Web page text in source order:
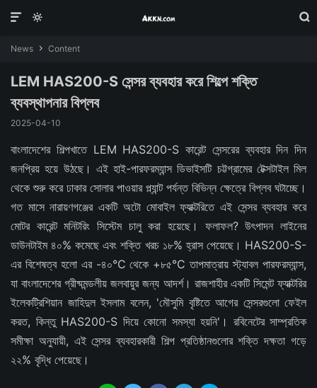



News  Content
LEM HAS200-S সেন্সর ব্যবহার করে শিল্পে শক্তি
ব্যবস্থাপনার বিপ্লব
2025-04-10
বাংলাদেশের শিল্পখাতে LEM HAS200-S কারেন্ট সেন্সরের ব্যবহার দিন দিন
জনপ্রিয় হয়ে উঠছে। এই হাই-পারফরম্যান্স ডিভাইসটি চট্টগ্রামের টেক্সটাইল মিল
থেকে শুরু করে ঢাকার সোলার পাওয়ার প্ল্যান্ট পর্যন্ত বিভিন্ন ক্ষেত্রে বিপ্লব ঘটাচ্ছে।
গত মাসে নারায়ণগঞ্জের একটি অটো মোবাইল ফ্যাক্টরিতে এই সেন্সর ব্যবহার করে
মোটর কারেন্ট মনিটরিং সিস্টেম চালু করা হয়েছে। ফলাফল? উৎপাদন লাইনের
ডাউনটাইম ৪০% কমেছে এবং শক্তি খরচ ১৮% হ্রাস পেয়েছে। HAS200-S-
এর বিশেষত্ব হলো এর -৪০°C থেকে +৮৫°C তাপমাত্রায় স্ট্যাবল পারফরম্যান্স,
যা বাংলাদেশের গ্রীষ্মমন্ডলীয় জলবায়ুর জন্য আদর্শ। রাজশাহীর একটি সিমেন্ট ফ্যাক্টরির
ইলেকট্রিশিয়ান জাহিদুল ইসলাম বলেন, 'মৌসুমি বৃষ্টিতে আগের সেন্সরগুলো ফেইল
করত, কিন্তু HAS200-S দিয়ে কোনো সমস্যা হয়নি'। রবিনেটের সাম্প্রতিক
সমীক্ষা অনুযায়ী, এই সেন্সর ব্যবহারকারী শিল্প প্রতিষ্ঠানগুলোর শক্তি দক্ষতা গড়ে
২২% বৃদ্ধি পেয়েছে।